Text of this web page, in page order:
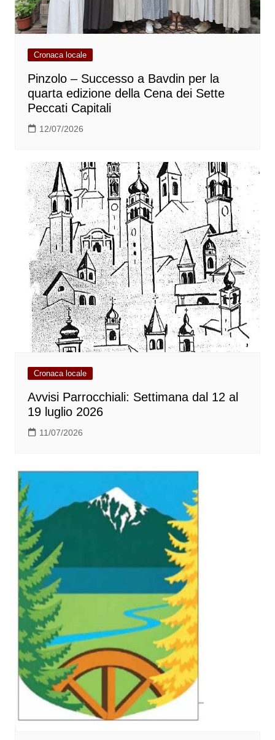
Cronaca locale
Pinzolo – Successo a Bavdin per la
quarta edizione della Cena dei Sette
Peccati Capitali
12/07/2026
Cronaca locale
Avvisi Parrocchiali: Settimana dal 12 al
19 luglio 2026
11/07/2026